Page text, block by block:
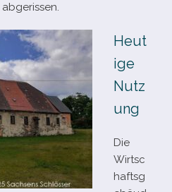
Heut
ige
Nutz
ung
Die
Wirtsc
haftsg